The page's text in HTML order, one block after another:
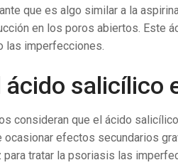
que es algo similar a la
en los poros abiertos. Este
las imperfecciones.
ácido salicílico
consideran que el ácido
ocasionar efectos secundarios
para tratar la psoriasis las